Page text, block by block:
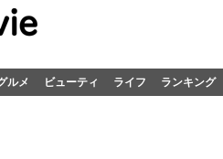
ルメ ビューティ ライフ ランキング